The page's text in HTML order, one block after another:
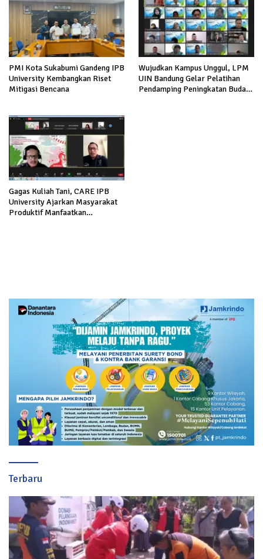
PMI Kota Sukabumi Gandeng IPB
University Kembangkan Riset
Mitigasi Bencana
Wujudkan Kampus Unggul, LPM
UIN Bandung Gelar Pelatihan
Pendamping Peningkatan Budaya
Gagas Kuliah Tani, CARE IPB
University Ajarkan Masyarakat
Produktif Manfaatkan
Terbaru